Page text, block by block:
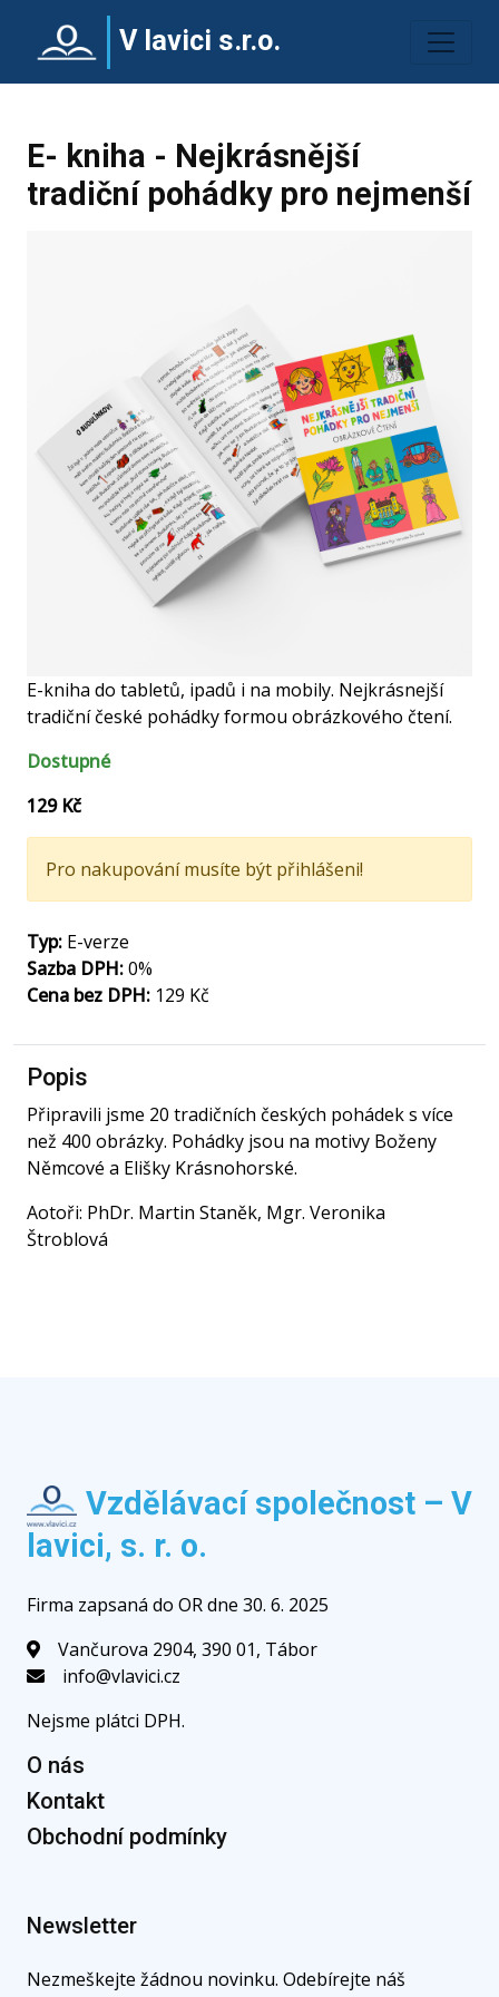
V lavici s.r.o.
E- kniha - Nejkrásnější
tradiční pohádky pro nejmenší
E-kniha do tabletů, ipadů i na mobily. Nejkrásnejší
tradiční české pohádky formou obrázkového čtení.
Dostupné
129 Kč
Pro nakupování musíte být přihlášeni!
Typ: E-verze
Sazba DPH:0%
Cena bez DPH: 129 Kč
Popis
Připravili jsme 20 tradičních českých pohádek s více
než 400 obrázky. Pohádky jsou na motivy Boženy
Němcové a Elišky Krásnohorské.
Aotoři: PhDr. Martin Staněk, Mgr. Veronika
Štroblová
Vzdělávací společnost – V
lavici, s. r. o.
Firma zapsaná do OR dne 30. 6. 2025
Vančurova 2904, 390 01, Tábor
info@vlavici.cz
Nejsme plátci DPH.
O nás
Kontakt
Obchodní podmínky
Newsletter
Nezmeškejte žádnou novinku. Odebírejte náš